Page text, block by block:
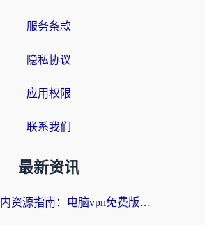
服务条款
隐私协议
应用权限
联系我们
最新资讯
海外党刷国内资源指南：电脑vpn免费版真的能用吗？选对加速器才是关键